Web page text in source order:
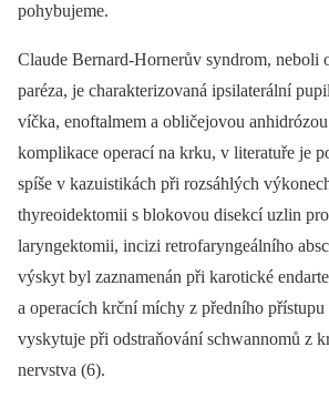
pohybujeme.
Claude Bernard-Hornerův syndrom, neboli
paréza, je charakterizovaná ipsilaterální
víčka, enoftalmem a obličejovou
komplikace operací na krku, v literatuře je
spíše v kazuistikách při rozsáhlých
thyreoidektomii s blokovou disekcí uzlin
laryngektomii, incizi retrofaryngeálního
výskyt byl zaznamenán při karotické
a operacích krční míchy z předního přístupu
vyskytuje při odstraňování schwannomů z
nervstva (6).